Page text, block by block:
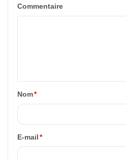
Commentaire
Nom*
E-mail *